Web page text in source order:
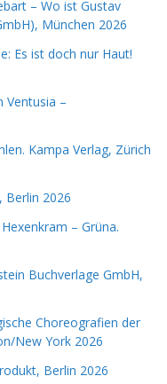
– Wo ist Gustav
München 2026
Es ist doch nur Haut!
Ventusia –
Kampa Verlag, Zürich
Berlin 2026
– Grüna.
Buchverlage GmbH,
Choreografien der
New York 2026
Berlin 2026